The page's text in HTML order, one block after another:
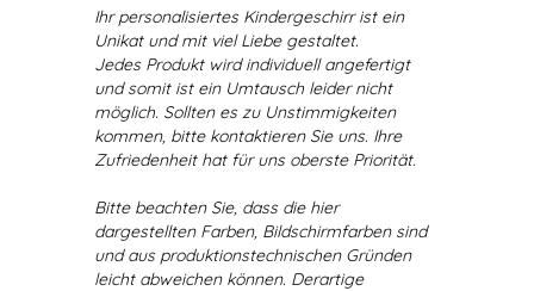
Ihr personalisiertes Kindergeschirr ist ein
Unikat und mit viel Liebe gestaltet.
Jedes Produkt wird individuell angefertigt
und somit ist ein Umtausch leider nicht
möglich. Sollten es zu Unstimmigkeiten
kommen, bitte kontaktieren Sie uns. Ihre
Zufriedenheit hat für uns oberste Priorität.
Bitte beachten Sie, dass die hier
dargestellten Farben, Bildschirmfarben sind
und aus produktionstechnischen Gründen
leicht abweichen können. Derartige